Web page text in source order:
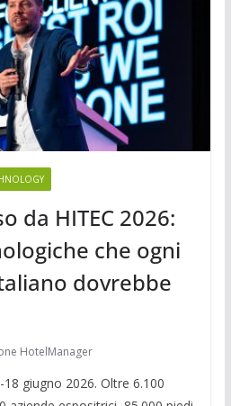
da HITEC 2026:
che ogni
dovrebbe
HotelManager
giugno 2026. Oltre 6.100